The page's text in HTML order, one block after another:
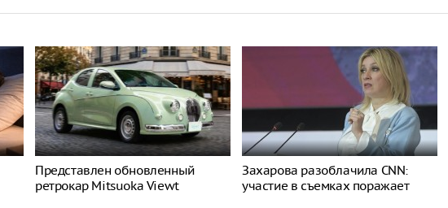
Представлен обновленный
ретрокар Mitsuoka Viewt
Захарова разоблачила CNN:
участие в съемках поражает